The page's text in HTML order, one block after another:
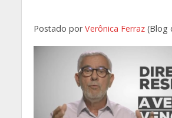
Postado porVerônica Ferraz(Blog